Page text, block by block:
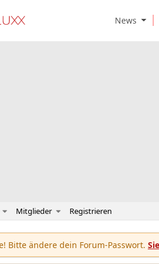
News O
Mitglieder Registrieren
Bitte ändere dein Forum-Passwort.